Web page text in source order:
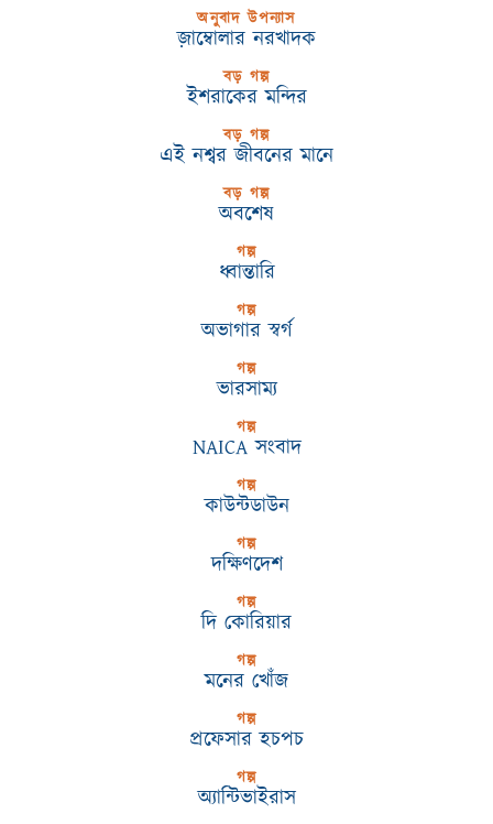
অনুবাদ উপন্যাস
জ়াম্বোলার নরখাদক
বড় গল্প
ইশরাকের মন্দির
বড় গল্প
এই নশ্বর জীবনের মানে
বড় গল্প
অবশেষ
গল্প
ধ্বান্তারি
গল্প
অভাগার স্বর্গ
গল্প
ভারসাম্য
গল্প
NAICA সংবাদ
গল্প
কাউন্টডাউন
গল্প
দক্ষিণদেশ
গল্প
দি কোরিয়ার
গল্প
মনের খোঁজ
গল্প
প্রফেসার হচপচ
গল্প
অ্যান্টিভাইরাস